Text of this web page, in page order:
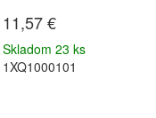
11,57 €
Skladom 23 ks
1XQ1000101